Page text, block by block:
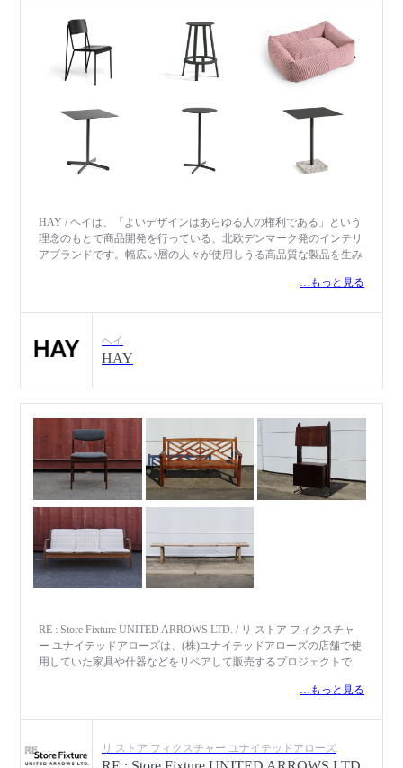
HAY / ヘイは、「よいデザインはあらゆる人の権利である」という
理念のもとで商品開発を行っている、北欧デンマーク発のインテリ
アブランドです。幅広い層の人々が使用しうる高品質な製品を生み
箱、ソファに至るまで、暮らしの中で日常的に使用する製品を幅広
ある現代に合わせて、家具や照明、アクセサリーを取り揃え、多様
な環境とニーズに対応することを目指しています。
…もっと見る
ヘイ
HAY
RE : Store Fixture UNITED ARROWS LTD. / リ ストア フィクスチャ
ー ユナイテッドアローズは、(株)ユナイテッドアローズの店舗で使
用していた家具や什器などをリペアして販売するプロジェクトで
海外からの買付け家具や、オリジナルで製作した什器、ディスプレ
最適な方法でリペアし、リペアされた家具たちがより長く使われて
いくことができるように、新たな命を吹き込んでいます。
…もっと見る
リ ストア フィクスチャー ユナイテッドアローズ